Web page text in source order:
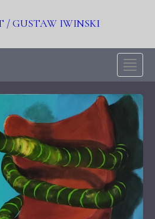
/ GUSTAW IWINSKI
Toggle